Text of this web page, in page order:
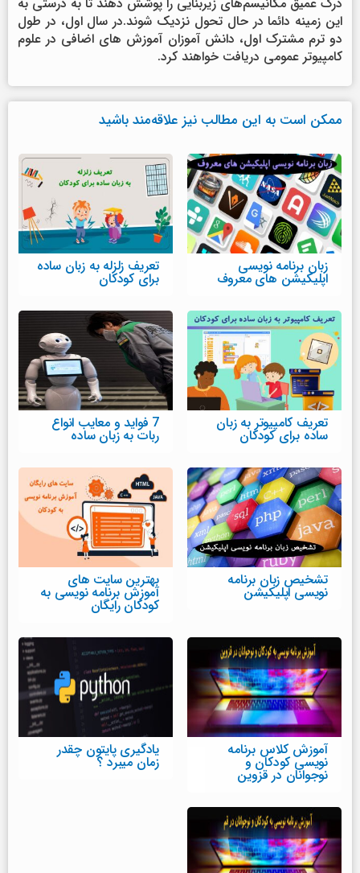
این زمینه دائما در حال تحول نزدیک شوند.در سال اول، در طول
دو ترم مشترک اول، دانش آموزان آموزش های اضافی در علوم
کامپیوتر عمومی دریافت خواهند کرد.
ممکن است به این مطالب نیز علاقه‌مند باشید
زبان برنامه نویسی
اپلیکیشن های معروف
تعریف زلزله به زبان ساده
برای کودکان
تعریف کامپیوتر به زبان
ساده برای کودکان
7 فواید و معایب انواع
ربات به زبان ساده
تشخیص زبان برنامه
نویسی اپلیکیشن
بهترین سایت های
آموزش برنامه نویسی به
کودکان رایگان
آموزش کلاس برنامه
نویسی کودکان و
نوجوانان در قزوین
یادگیری پایتون چقدر
زمان میبرد ؟